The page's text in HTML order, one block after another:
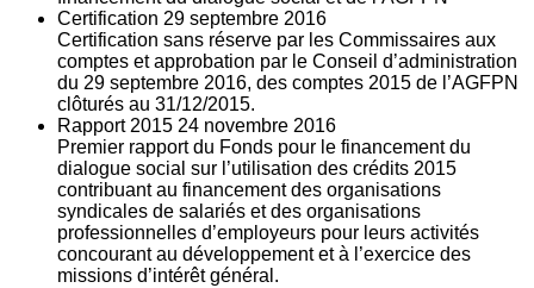
Certification 29 septembre 2016
Certification sans réserve par les Commissaires aux
comptes et approbation par le Conseil d’administration
du 29 septembre 2016, des comptes 2015 de l’AGFPN
clôturés au 31/12/2015.
Rapport 2015 24 novembre 2016
Premier rapport du Fonds pour le financement du
dialogue social sur l’utilisation des crédits 2015
contribuant au financement des organisations
syndicales de salariés et des organisations
professionnelles d’employeurs pour leurs activités
concourant au développement et à l’exercice des
missions d’intérêt général.